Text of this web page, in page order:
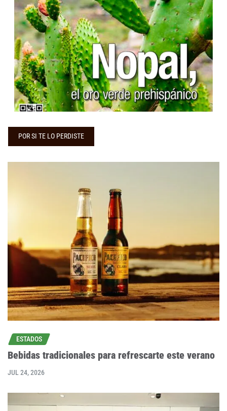
POR SI TE LO PERDISTE
ESTADOS
Bebidas tradicionales para refrescarte este verano
JUL 24, 2026